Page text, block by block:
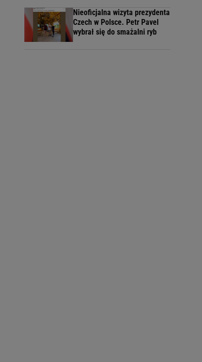
Nieoficjalna wizyta prezydenta
Czech w Polsce. Petr Pavel
wybrał się do smażalni ryb